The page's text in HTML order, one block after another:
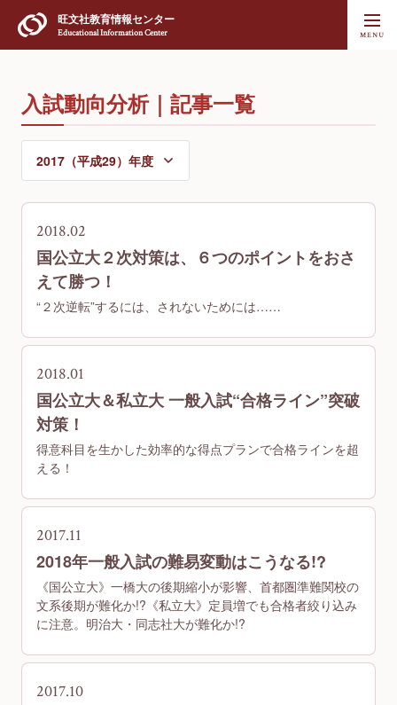
旺文社教育情報センター
Educational Information Center
入試動向分析｜記事一覧
2018.02
国公立大２次対策は、６つのポイントをおさ
えて勝つ！
“２次逆転”するには、されないためには……
2018.01
国公立大＆私立大 一般入試“合格ライン”突破
対策！
得意科目を生かした効率的な得点プランで合格ラインを超
える！
2017.11
2018年一般入試の難易変動はこうなる!?
《国公立大》一橋大の後期縮小が影響、首都圏準難関校の
文系後期が難化か!?《私立大》定員増でも合格者絞り込み
に注意。明治大・同志社大が難化か!?
2017.10